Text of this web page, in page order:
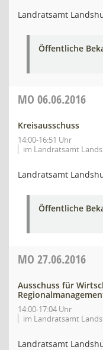
Landratsamt
Öffentliche
MO 06.06.2016
Kreisausschuss
14:00-16:51 Uhr
im Landratsamt
Landratsamt
Öffentliche
MO 27.06.2016
Ausschuss für
14:00-17:04 Uhr
im Landratsamt
Landratsamt